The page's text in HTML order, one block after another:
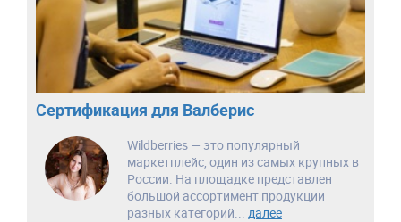
Сертификация для Валберис
Wildberries — это популярный
маркетплейс, один из самых крупных в
России. На площадке представлен
большой ассортимент продукции
разных категорий... далее